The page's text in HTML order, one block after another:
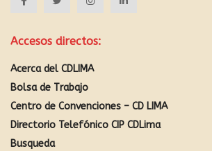
Accesos directos:
Acerca del CDLIMA
Bolsa de Trabajo
Centro de Convenciones – CD LIMA
Directorio Telefónico CIP CDLima
Busqueda